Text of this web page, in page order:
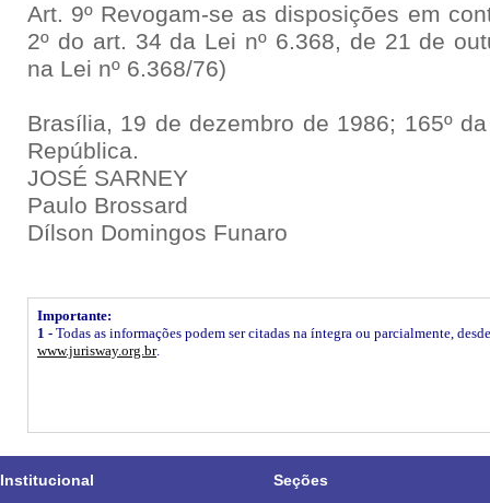
Art. 9º Revogam-se as disposições em
2º do art. 34 da Lei nº 6.368, de 21 de
na Lei nº 6.368/76)
Brasília, 19 de dezembro de 1986; 165º
República.
JOSÉ SARNEY
Paulo Brossard
Dílson Domingos Funaro
Importante:
1 - Todas as informações podem ser citadas na íntegra ou parcialmente,
www.jurisway.org.br.
Institucional Seções